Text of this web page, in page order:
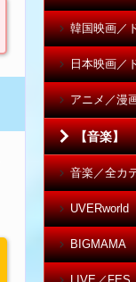
韓国映画／
日本映画／
アニメ／漫
【音楽】
音楽／全カ
UVERworld
BIGMAMA
LIVE／FES